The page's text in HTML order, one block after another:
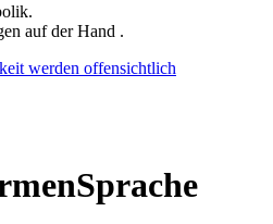
auf der Hand .